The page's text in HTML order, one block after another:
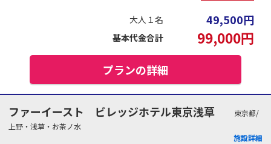
大人１名 49,500円
基本代金合計 99,000円
プランの詳細
ファーイースト ビレッジホテル東京浅草
東京都/
上野・浅草・お茶ノ水
施設詳細